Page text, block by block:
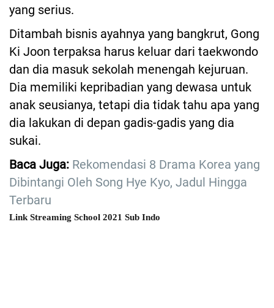
yang serius.
Ditambah bisnis ayahnya yang bangkrut, Gong
Ki Joon terpaksa harus keluar dari taekwondo
dan dia masuk sekolah menengah kejuruan.
Dia memiliki kepribadian yang dewasa untuk
anak seusianya, tetapi dia tidak tahu apa yang
dia lakukan di depan gadis-gadis yang dia
sukai.
Baca Juga: Rekomendasi 8 Drama Korea yang
Dibintangi Oleh Song Hye Kyo, Jadul Hingga
Terbaru
Link Streaming School 2021 Sub Indo